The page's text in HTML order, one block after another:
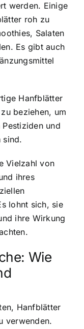
werden. Einige
roh zu
Salaten
Es gibt auch
Hanfblätter
beziehen, um
und
sind.
Vielzahl von
ihres
lohnt sich, sie
ihre Wirkung
Wie
Hanfblätter
verwenden.